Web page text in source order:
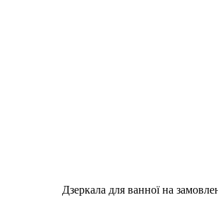
Дзеркала для ванної на